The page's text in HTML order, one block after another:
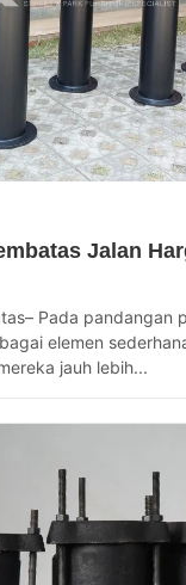
Jalan
Pada pandangan
elemen
jauh lebih...